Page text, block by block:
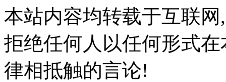
本站内容均转载于互联
拒绝任何人以任何形式
律相抵触的言论!